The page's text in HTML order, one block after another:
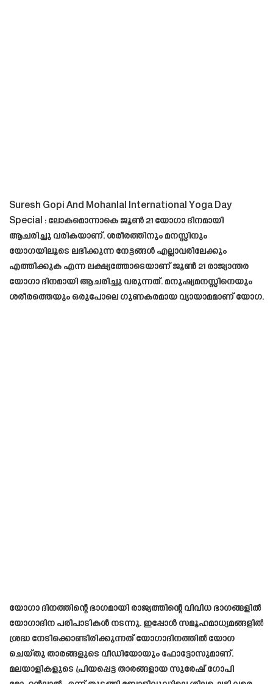
Suresh Gopi And Mohanlal International Yoga Day
Special : ലോകമൊന്നാകെ ജൂൺ 21 യോഗാ ദിനമായി
ആചരിച്ചു വരികയാണ്. ശരീരത്തിനും മനസ്സിനും
യോഗയിലൂടെ ലഭിക്കുന്ന നേട്ടങ്ങൾ എല്ലാവരിലേക്കും
എത്തിക്കുക എന്ന ലക്ഷ്യത്തോടെയാണ് ജൂൺ 21 രാജ്യാന്തര
യോഗാ ദിനമായി ആചരിച്ചു വരുന്നത്. മനുഷ്യമനസ്സിനെയും
ശരീരത്തെയും ഒരുപോലെ ഗുണകരമായ വ്യായാമമാണ് യോഗ.
യോഗാ ദിനത്തിന്റെ ഭാഗമായി രാജ്യത്തിന്റെ വിവിധ ഭാഗങ്ങളിൽ
യോഗാദിന പരിപാടികൾ നടന്നു. ഇപ്പോൾ സമൂഹമാധ്യമങ്ങളിൽ
ശ്രദ്ധ നേടിക്കൊണ്ടിരിക്കുന്നത് യോഗാദിനത്തിൽ യോഗ
ചെയ്തു താരങ്ങളുടെ വീഡിയോയും ഫോട്ടോസുമാണ്.
മലയാളികളുടെ പ്രിയപ്പെട്ട താരങ്ങളായ സുരേഷ് ഗോപി